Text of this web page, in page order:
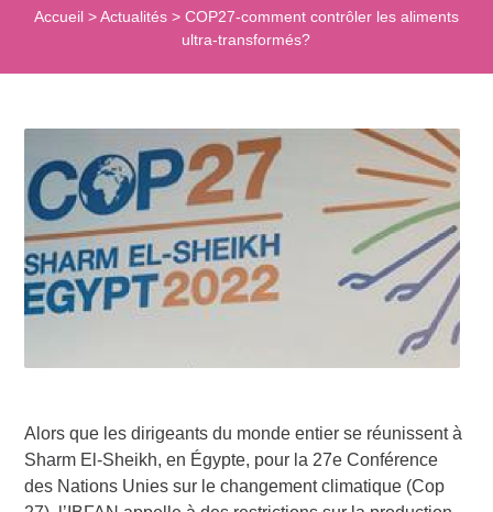
Accueil>Actualités> COP27-comment contrôler les aliments
ultra-transformés?
Alors que les dirigeants du monde entier se réunissent à
Sharm El-Sheikh, en Égypte, pour la 27e Conférence
des Nations Unies sur le changement climatique (Cop